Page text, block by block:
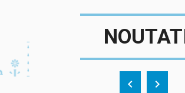
chevron_left chevron_right